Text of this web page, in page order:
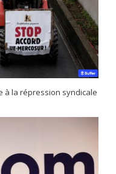
à la répression syndicale